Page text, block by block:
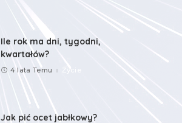
Ile rok ma dni, tygodni,
kwartałów?
4 lata Temu Życie
Jak pić ocet jabłkowy?